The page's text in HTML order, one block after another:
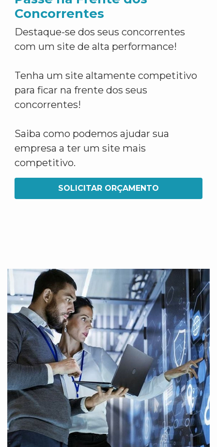
Concorrentes
Destaque-se dos seus concorrentes
com um site de alta performance!
Tenha um site altamente competitivo
para ficar na frente dos seus
concorrentes!
Saiba como podemos ajudar sua
empresa a ter um site mais
competitivo.
SOLICITAR ORÇAMENTO